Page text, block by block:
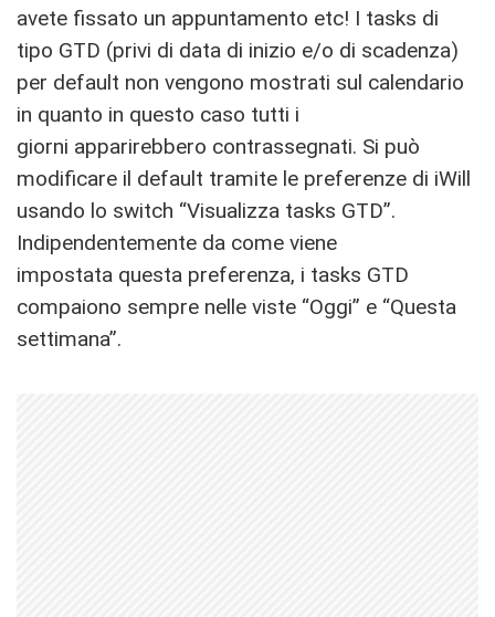
avete fissato un appuntamento etc! I tasks di
tipo GTD (privi di data di inizio e/o di scadenza)
per default non vengono mostrati sul calendario
in quanto in questo caso tutti i
giorni apparirebbero contrassegnati. Si può
modificare il default tramite le preferenze di iWill
usando lo switch “Visualizza tasks GTD”.
Indipendentemente da come viene
impostata questa preferenza, i tasks GTD
compaiono sempre nelle viste “Oggi” e “Questa
settimana”.